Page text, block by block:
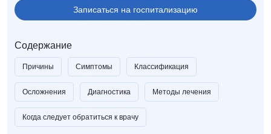
Записаться на госпитализацию
Содержание
Причины Симптомы Классификация
Осложнения Диагностика Методы лечения
Когда следует обратиться к врачу